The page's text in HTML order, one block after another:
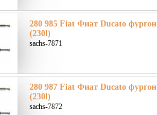
280 985 Fiat Фиат Ducato фургон
(230l)
sachs-7871
280 987 Fiat Фиат Ducato фургон
(230l)
sachs-7872